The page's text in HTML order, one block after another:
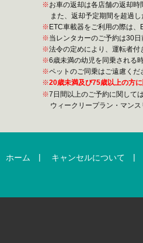
お車の返却は各店舗の返却時
また、返却予定期間を超過
ETC車載器をご利用の際は、
当レンタカーのご予約は30日
法令の定めにより、運転者付
6歳未満の幼児を同乗される
ペットのご同乗はご遠慮くだ
20歳未満及び75歳以上の方
7日間以上のご予約に関して
ウィークリープラン・マン
ホーム | キャンセルについて |